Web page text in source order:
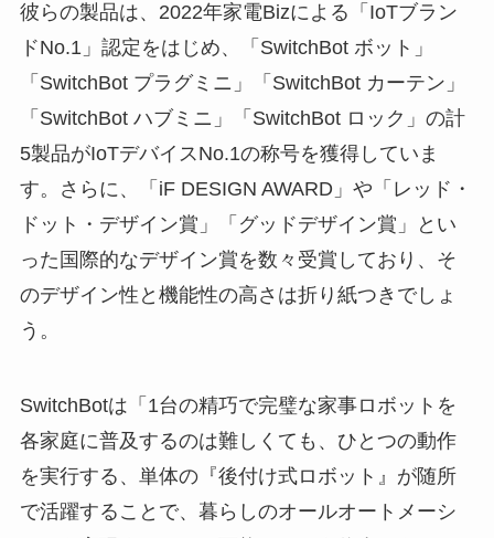
彼らの製品は、2022年家電Bizによる「IoTブラン
ドNo.1」認定をはじめ、「SwitchBot ボット」
「SwitchBot プラグミニ」「SwitchBot カーテン」
「SwitchBot ハブミニ」「SwitchBot ロック」の計
5製品がIoTデバイスNo.1の称号を獲得していま
す。さらに、「iF DESIGN AWARD」や「レッド・
ドット・デザイン賞」「グッドデザイン賞」とい
った国際的なデザイン賞を数々受賞しており、そ
のデザイン性と機能性の高さは折り紙つきでしょ
う。
SwitchBotは「1台の精巧で完璧な家事ロボットを
各家庭に普及するのは難しくても、ひとつの動作
を実行する、単体の『後付け式ロボット』が随所
で活躍することで、暮らしのオールオートメーシ